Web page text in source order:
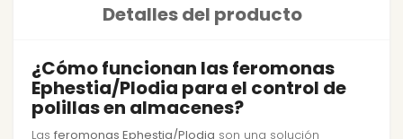
Detalles del producto
¿Cómo funcionan las feromonas
Ephestia/Plodia para el control de
polillas en almacenes?
Las feromonas Ephestia/Plodia son una solución